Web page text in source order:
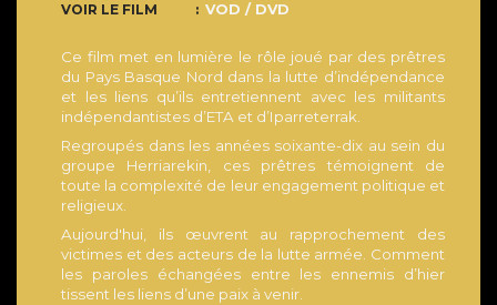
VOIR LE FILM
VOD / DVD
Ce film met en lumière le rôle joué par des prêtres
du Pays Basque Nord dans la lutte d’indépendance
et les liens qu’ils entretiennent avec les militants
indépendantistes d’ETA et d’Iparreterrak.
Regroupés dans les années soixante-dix au sein du
groupe Herriarekin, ces prêtres témoignent de
toute la complexité de leur engagement politique et
religieux.
Aujourd'hui, ils œuvrent au rapprochement des
victimes et des acteurs de la lutte armée. Comment
les paroles échangées entre les ennemis d’hier
tissent les liens d’une paix à venir.